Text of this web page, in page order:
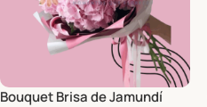
Bouquet Brisa de Jamundí